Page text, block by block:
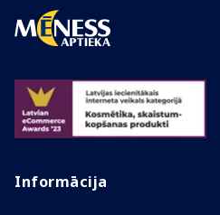
Informācija